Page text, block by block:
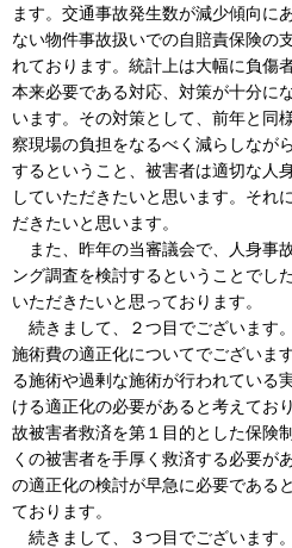
ます。交通事故発生数が減少傾向に
ない物件事故扱いでの自賠責保険の
れております。統計上は大幅に負傷
本来必要である対応、対策が十分に
います。その対策として、前年と同
察現場の負担をなるべく減らしなが
するということ、被害者は適切な人
していただきたいと思います。それ
だきたいと思います。
また、昨年の当審議会で、人身事
ング調査を検討するということでし
いただきたいと思っております。
続きまして、２つ目でございます
施術費の適正化についてでございま
る施術や過剰な施術が行われている
ける適正化の必要があると考えてお
故被害者救済を第１目的とした保険
くの被害者を手厚く救済する必要が
の適正化の検討が早急に必要である
ております。
続きまして、３つ目でございます